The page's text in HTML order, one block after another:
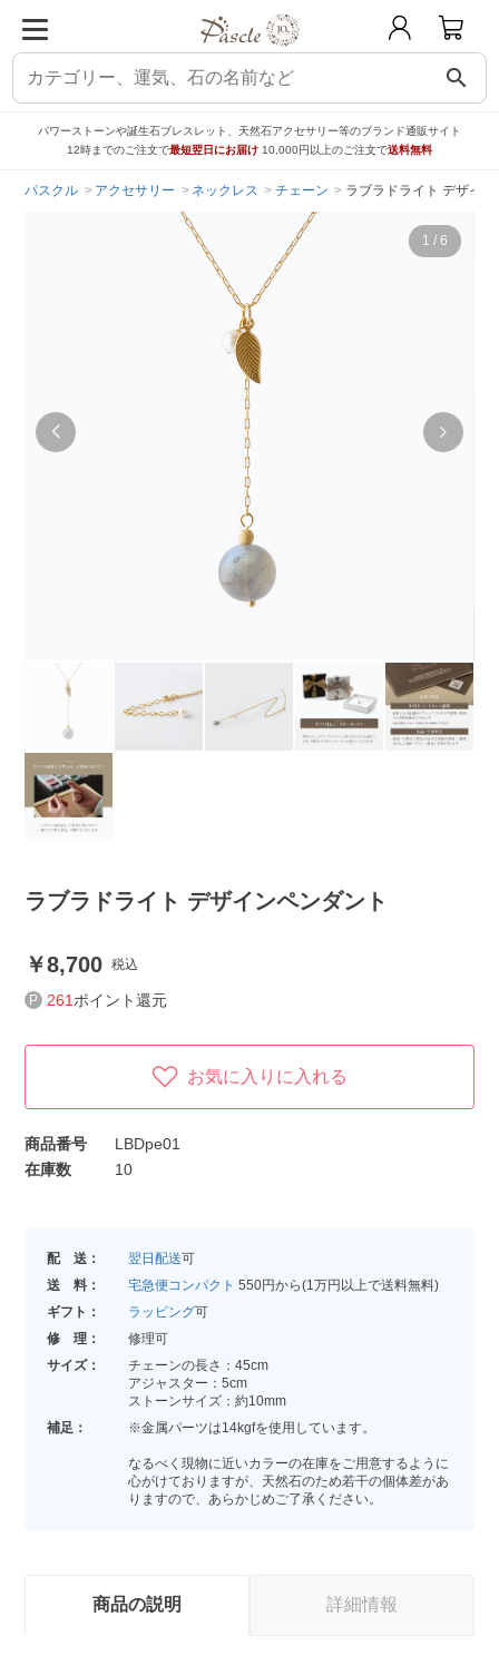
search
パワーストーンや誕生石ブレスレット、天然石アクセサリー等のブランド通販サイト
12時までのご注文で最短翌日にお届け 10,000円以上のご注文で送料無料
パスクル アクセサリー ネックレス チェーン ラブラドライト デザイ
1 / 6
ラブラドライト デザインペンダント
8,700 税込
261 ポイント還元
お気に入りに入れる
商品番号
LBDpe01
在庫数
10
配 送： 翌日配送可
送 料：
宅急便コンパクト 550円から(1万円以上で送料無料)
ギフト：
ラッピング可
修 理：
修理可
サイズ：
チェーンの長さ：45cm
アジャスター：5cm
ストーンサイズ：約10mm
補足：
※金属パーツは14kgfを使用しています。
なるべく現物に近いカラーの在庫をご用意するように
心がけておりますが、天然石のため若干の個体差があ
りますので、あらかじめご了承ください。
商品の説明 詳細情報